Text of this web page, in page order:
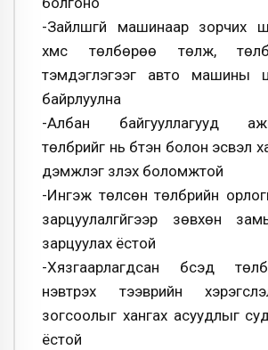
-Зайлшгүй машинаар зорчих
хүмүүс тѳлбѳрѳѳ тѳлж,
тэмдэглэгээг авто машины
байрлуулна
-Албан байгууллагууд
тѳлбрийг нь бүтэн болон эсвэл
дэмжлэг үзүүлэх боломжтой
-Ингэж тѳлсѳн тѳлбрийн
зарцуулалгүйгээр зѳвхѳн
зарцуулах ёстой
-Хязгаарлагдсан бүсэд
нэвтрэх тээврийн
зогсоолыг хангах асуудлыг
ёстой